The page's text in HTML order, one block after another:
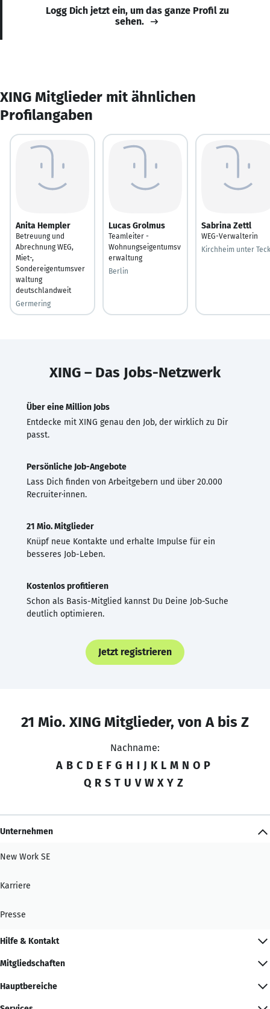
Logg Dich jetzt ein, um das ganze Profil zu
sehen.
XING Mitglieder mit ähnlichen
Profilangaben
Anita Hempler
Betreuung und
Abrechnung WEG,
Miet-,
Sondereigentumsver
waltung
deutschlandweit
Germering
Lucas Grolmus
Teamleiter -
Wohnungseigentumsv
erwaltung
Berlin
Sabrina Zettl
WEG-Verwalterin
Kirchheim unter Teck
XING – Das Jobs-Netzwerk
Über eine Million Jobs
Entdecke mit XING genau den Job, der wirklich zu Dir
passt.
Persönliche Job-Angebote
Lass Dich finden von Arbeitgebern und über 20.000
Recruiter·innen.
21 Mio. Mitglieder
Knüpf neue Kontakte und erhalte Impulse für ein
besseres Job-Leben.
Kostenlos profitieren
Schon als Basis-Mitglied kannst Du Deine Job-Suche
deutlich optimieren.
Jetzt registrieren
21 Mio. XING Mitglieder, von A bis Z
Nachname:
A B C D E F G H I J K L M N O P
Q R S T U V W X Y Z
Unternehmen
New Work SE
Karriere
Presse
Hilfe & Kontakt
Mitgliedschaften
Hauptbereiche